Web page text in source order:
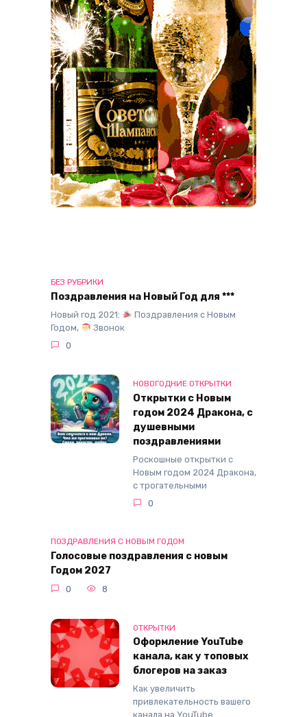
БЕЗ РУБРИКИ
Поздравления на Новый Год для ***
Новый год 2021:
Поздравления с Новым
Годом,
Звонок
0
НОВОГОДНИЕ ОТКРЫТКИ
Открытки с Новым
годом 2024 Дракона, с
душевными
поздравлениями
Роскошные открытки с
Новым годом 2024 Дракона,
с трогательными
0
ПОЗДРАВЛЕНИЯ С НОВЫМ ГОДОМ
Голосовые поздравления с новым
Годом 2027
0 8
ОТКРЫТКИ
Оформление YouTube
канала, как у топовых
блогеров на заказ
Как увеличить
привлекательность вашего
канала на YouTube